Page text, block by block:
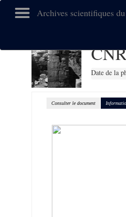
Archives scientifiques
Date de la
Consulter le document